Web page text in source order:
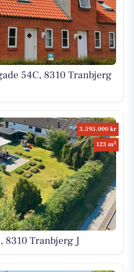
54C, 8310 Tranbjerg
3.595.000 kr
123 m2
8310 Tranbjerg J